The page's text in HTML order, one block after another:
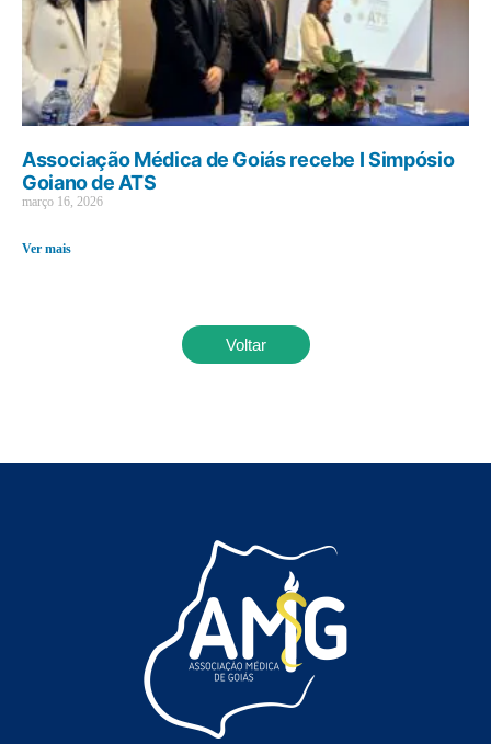
Associação Médica de Goiás recebe I Simpósio
Goiano de ATS
março 16, 2026
Ver mais
Voltar